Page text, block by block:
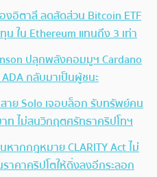
อิตาลี ลดสัดส่วน Bitcoin ETF
ใน Ethereum แทนถึง 3 เท่า
ปลุกพลังคอมมูฯ Cardano
กลับมาเป็นผู้ชนะ
าย Solo เจอบล็อก รับทรัพย์คน
ท ไม่สนวิกฤตศรัทธาคริปโทฯ
หากกฎหมาย CLARITY Act ไม่
าคาคริปโตให้ดิ่งลงอีกระลอก